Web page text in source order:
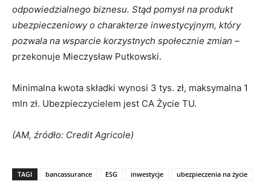
odpowiedzialnego biznesu. Stąd pomysł na produkt
ubezpieczeniowy o charakterze inwestycyjnym, który
pozwala na wsparcie korzystnych społecznie zmian –
przekonuje Mieczysław Putkowski.
Minimalna kwota składki wynosi 3 tys. zł, maksymalna 1
mln zł. Ubezpieczycielem jest CA Życie TU.
(AM, źródło: Credit Agricole)
TAGI bancassurance ESG inwestycje ubezpieczenia na życie